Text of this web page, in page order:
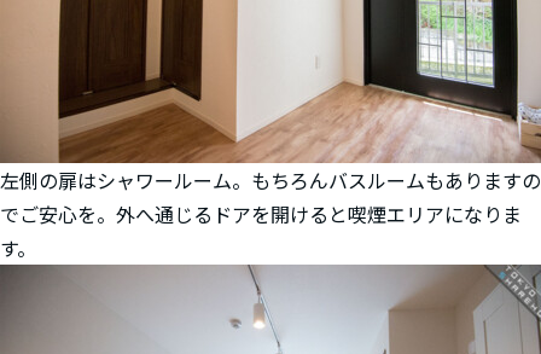
左側の扉はシャワールーム。もちろんバスルームもありますの
でご安心を。外へ通じるドアを開けると喫煙エリアになりま
す。